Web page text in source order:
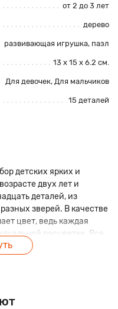
от 2 до 3 лет
дерево
развивающая игрушка, пазл
13 х 15 х 6.2 см.
Для девочек, Для мальчиков
15 деталей
детских ярких и
двух лет и
деталей, из
зверей. В качестве
цвет, ведь каждая
расцветке. Все
деревянную